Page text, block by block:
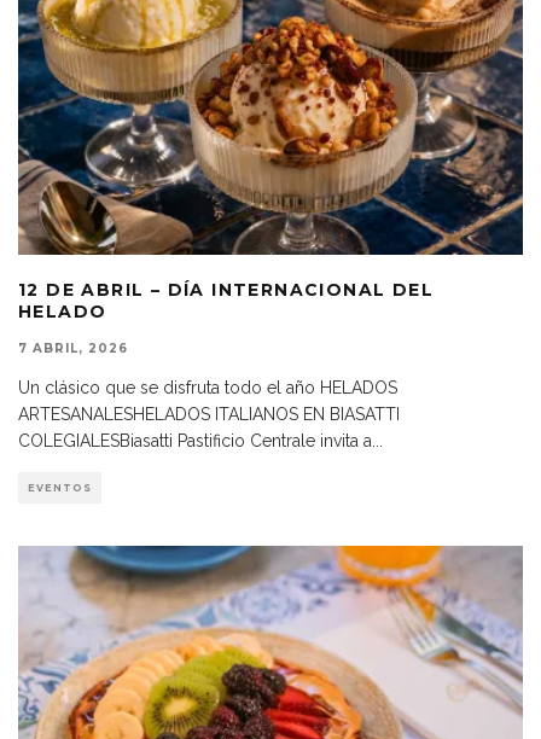
12 DE ABRIL – DÍA INTERNACIONAL DEL
HELADO
7 ABRIL, 2026
Un clásico que se disfruta todo el año HELADOS
ARTESANALESHELADOS ITALIANOS EN BIASATTI
COLEGIALESBiasatti Pastificio Centrale invita a
EVENTOS